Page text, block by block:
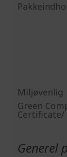
Miljøvenlig
Green
Generel